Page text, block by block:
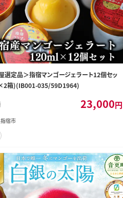
選定品＞指宿マンゴージェラート12個セッ
箱)(IB001-035/59D1964)
23,000円
宿市